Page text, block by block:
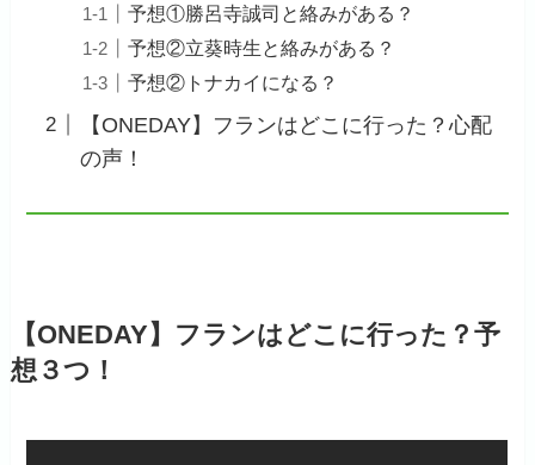
予想①勝呂寺誠司と絡みがある？
予想②立葵時生と絡みがある？
予想②トナカイになる？
【ONEDAY】フランはどこに行った？心配
の声！
【ONEDAY】フランはどこに行った？予
想３つ！